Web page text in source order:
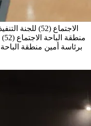
الاجتماع (52) للجنة التنفيذية لمعالجة التشوه البصري
برئاسة أمين منطقة